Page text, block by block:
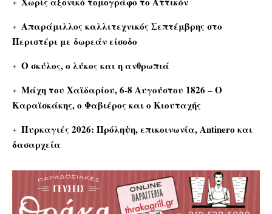
Απαράμιλλος καλλιτεχνικός Σεπτέμβρης στο
Περιστέρι με δωρεάν είσοδο
Ο σκύλος, ο λύκος και η ανθρωπιά
Μάχη του Χαϊδαρίου, 6-8 Αυγούστου 1826 – Ο
Καραϊσκάκης, ο Φαβιέρος και ο Κιουταχής
Πυρκαγιές 2026: Πρόληψη, επικοινωνία, Antinero και
δασαρχεία